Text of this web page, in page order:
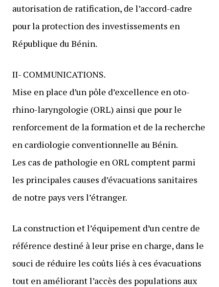
autorisation de ratification, de l’accord-cadre
pour la protection des investissements en
République du Bénin.
II- COMMUNICATIONS.
Mise en place d’un pôle d’excellence en oto-
rhino-laryngologie (ORL) ainsi que pour le
renforcement de la formation et de la recherche
en cardiologie conventionnelle au Bénin.
Les cas de pathologie en ORL comptent parmi
les principales causes d’évacuations sanitaires
de notre pays vers l’étranger.
La construction et l’équipement d’un centre de
référence destiné à leur prise en charge, dans le
souci de réduire les coûts liés à ces évacuations
tout en améliorant l’accès des populations aux